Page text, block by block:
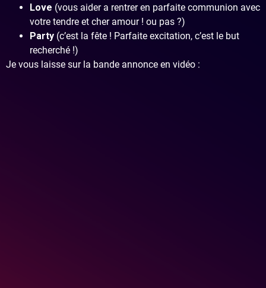
Love (vous aider a rentrer en parfaite communion avec
votre tendre et cher amour ! ou pas ?)
Party (c’est la fête ! Parfaite excitation, c’est le but
recherché !)
Je vous laisse sur la bande annonce en vidéo :